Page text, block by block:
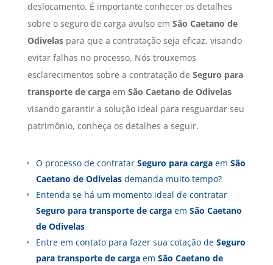
deslocamento. É importante conhecer os detalhes
sobre o seguro de carga avulso em São Caetano de
Odivelaspara que a contratação seja eficaz, visando
evitar falhas no processo. Nós trouxemos
esclarecimentos sobre a contratação de Seguro para
transporte de cargaem São Caetano de Odivelas
visando garantir a solução ideal para resguardar seu
patrimônio, conheça os detalhes a seguir.
O processo de contratar Seguro para cargaem São
Caetano de Odivelasdemanda muito tempo?
Entenda se há um momento ideal de contratar
Seguro para transporte de cargaem São Caetano
de Odivelas
Entre em contato para fazer sua cotação de Seguro
para transporte de cargaem São Caetano de